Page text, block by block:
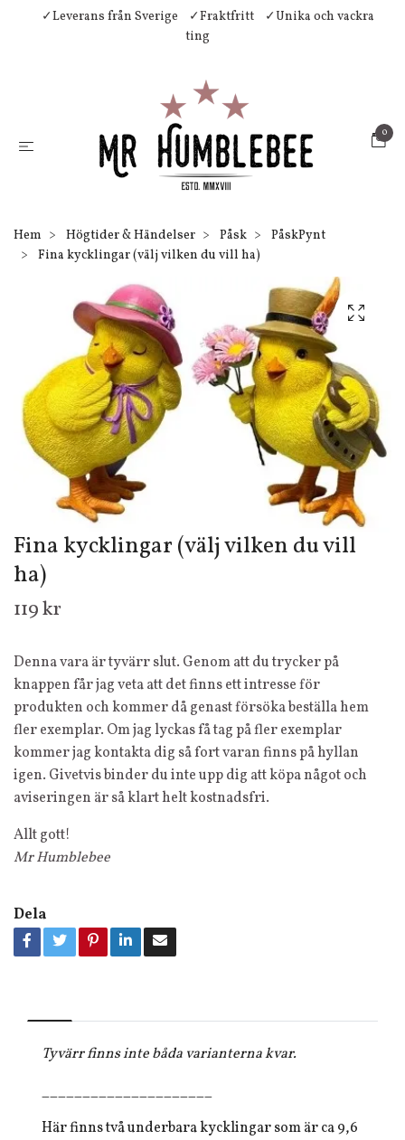
✓Leverans från Sverige ✓Fraktfritt
✓Unika och vackra
ting
0
Hem Högtider & Händelser Påsk
PåskPynt
Fina kycklingar (välj vilken du vill ha)
Fina kycklingar (välj vilken du vill
ha)
119 kr
Denna vara är tyvärr slut. Genom att du trycker på
knappen får jag veta att det finns ett intresse för
produkten och kommer då genast försöka beställa hem
fler exemplar. Om jag lyckas få tag på fler exemplar
kommer jag kontakta dig så fort varan finns på hyllan
igen. Givetvis binder du inte upp dig att köpa något och
aviseringen är så klart helt kostnadsfri.
Allt gott!
Mr Humblebee
Dela
Tyvärr finns inte båda varianterna kvar.
Här finns två underbara kycklingar som är ca 9,6